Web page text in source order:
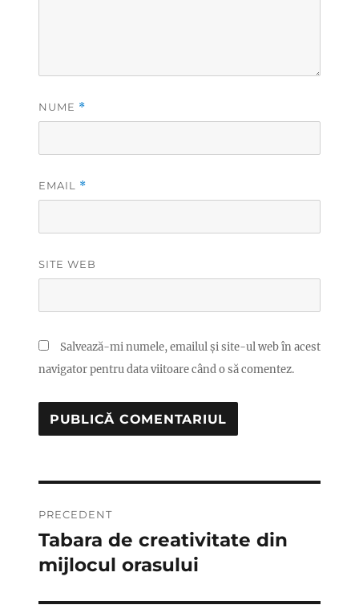
NUME *
EMAIL *
SITE WEB
Salvează-mi numele, emailul și site-ul web în acest
navigator pentru data viitoare când o să comentez.
în
articole
PRECEDENT
Articolul
anterior:
Tabara de creativitate din
mijlocul orasului